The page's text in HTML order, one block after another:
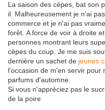
La saison des cèpes, bat son
il. Malheureusement je n'ai
commerce et je n'ai pas
forêt. A force de voir à droite
personnes montrant leurs
cèpes du coup. Je me suis
dernière un sachet de jeunes
l'occasion de m'en servir pour
parfums d'automne.
Si vous n'appréciez pas le
de la poire